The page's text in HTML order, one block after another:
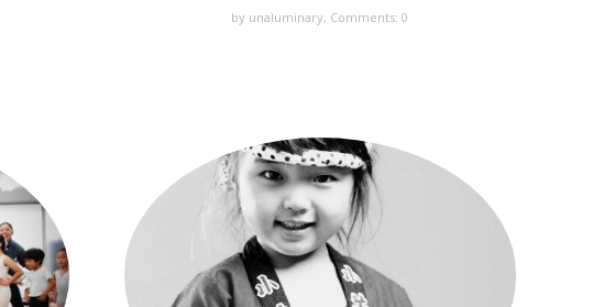
by unaluminary, Comments: 0